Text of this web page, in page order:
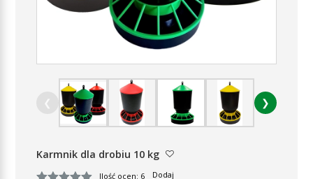
❮ ❯
Karmnik dla drobiu 10 kg
Ilość ocen: 6 Dodaj